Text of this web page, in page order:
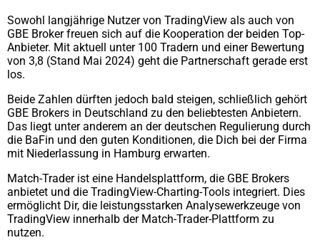
Sowohl langjährige Nutzer von TradingView als auch von
GBE Broker freuen sich auf die Kooperation der beiden Top-
Anbieter. Mit aktuell unter 100 Tradern und einer Bewertung
von 3,8 (Stand Mai 2024) geht die Partnerschaft gerade erst
los.
Beide Zahlen dürften jedoch bald steigen, schließlich gehört
GBE Brokers in Deutschland zu den beliebtesten Anbietern.
Das liegt unter anderem an der deutschen Regulierung durch
die BaFin und den guten Konditionen, die Dich bei der Firma
mit Niederlassung in Hamburg erwarten.
Match-Trader ist eine Handelsplattform, die GBE Brokers
anbietet und die TradingView-Charting-Tools integriert. Dies
ermöglicht Dir, die leistungsstarken Analysewerkzeuge von
TradingView innerhalb der Match-Trader-Plattform zu
nutzen.